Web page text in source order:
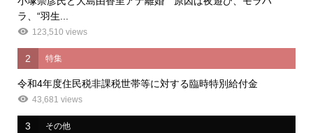
ラ、“羽生...
123,510 views
2 特集
令和4年度住民税非課税世帯等に対する臨時特別給付金
43,681 views
3 その他